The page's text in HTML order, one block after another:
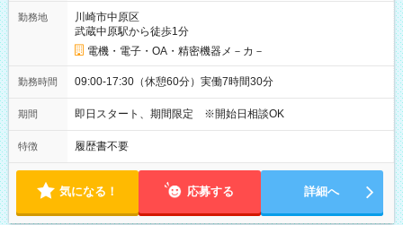
勤務地
川崎市中原区
武蔵中原駅から徒歩1分
電機・電子・OA・精密機器メ－カ－
勤務時間 09:00-17:30（休憩60分）実働7時間30分
期間 即日スタート、期間限定 ※開始日相談OK
特徴 履歴書不要
気になる！ 応募する 詳細へ